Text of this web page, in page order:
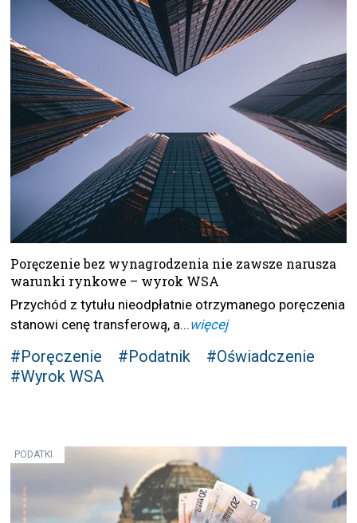
Poręczenie bez wynagrodzenia nie zawsze narusza
warunki rynkowe – wyrok WSA
Przychód z tytułu nieodpłatnie otrzymanego poręczenia
stanowi cenę transferową, a...więcej
#Poręczenie #Podatnik
#Oświadczenie
#Wyrok WSA
PODATKI